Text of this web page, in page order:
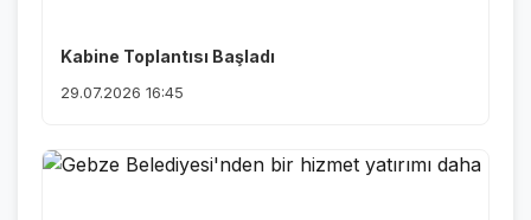
Kabine Toplantısı Başladı
29.07.2026 16:45